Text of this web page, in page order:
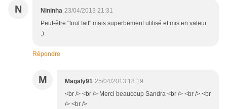
N Nininha 23/04/2013 21:31
Peut-être "tout fait" mais superbement utilisé et mis en valeur
;)
Répondre
M Magaly91 25/04/2013 18:19
<br /> <br /> Merci beaucoup Sandra <br /> <br /> <br
/> <br />